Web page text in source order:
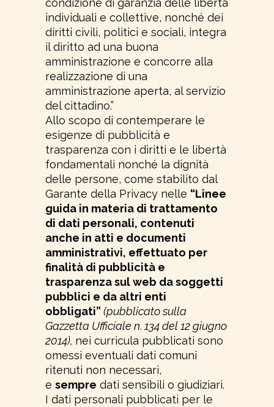
condizione di garanzia delle libertà
individuali e collettive, nonché dei
diritti civili, politici e sociali, integra
il diritto ad una buona
amministrazione e concorre alla
realizzazione di una
amministrazione aperta, al servizio
del cittadino.”
Allo scopo di contemperare le
esigenze di pubblicità e
trasparenza con i diritti e le libertà
fondamentali nonché la dignità
delle persone, come stabilito dal
Garante della Privacy nelle “Linee
guida in materia di trattamento
di dati personali, contenuti
anche in atti e documenti
amministrativi, effettuato per
finalità di pubblicità e
trasparenza sul web da soggetti
pubblici e da altri enti
obbligati” (pubblicato sulla
Gazzetta Ufficiale n. 134 del 12 giugno
2014), nei curricula pubblicati sono
omessi eventuali dati comuni
ritenuti non necessari,
e sempre dati sensibili o giudiziari.
I dati personali pubblicati per le